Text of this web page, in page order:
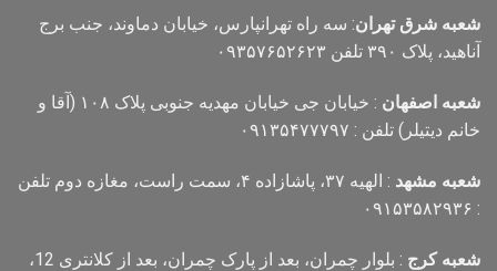
شعبه شرق تهران: سه راه تهرانپارس، خیابان دماوند، جنب برج
آناهید، پلاک ۳۹۰ تلفن ۰۹۳۵۷۶۵۲۶۲۳
شعبه اصفهان
: خیابان جی خیابان مهدیه جنوبی پلاک ۱۰۸ (آقا و
خانم دیتیلر) تلفن : ۰۹۱۳۵۴۷۷۷۹۷
شعبه مشهد
: الهیه ۳۷، پاشازاده ۴، سمت راست، مغازه دوم تلفن
: ۰۹۱۵۳۵۸۲۹۳۶
شعبه کرج
: بلوار چمران، بعد از پارک چمران، بعد از کلانتری 12،